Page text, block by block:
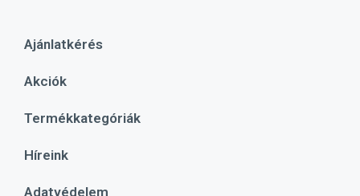
Ajánlatkérés
Akciók
Termékkategóriák
Híreink
Adatvédelem